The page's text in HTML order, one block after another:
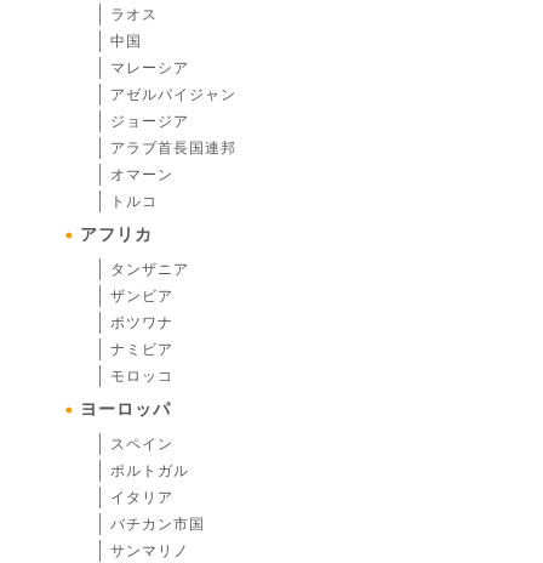
ラオス
中国
マレーシア
アゼルバイジャン
ジョージア
アラブ首長国連邦
オマーン
トルコ
アフリカ
タンザニア
ザンビア
ボツワナ
ナミビア
モロッコ
ヨーロッパ
スペイン
ポルトガル
イタリア
バチカン市国
サンマリノ